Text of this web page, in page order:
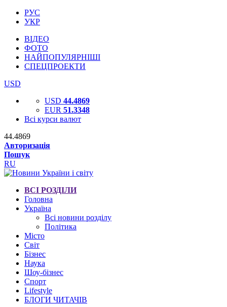
РУС
УКР
ВІДЕО
ФОТО
НАЙПОПУЛЯРНІШІ
СПЕЦПРОЕКТИ
USD
USD 44.4869
EUR 51.3348
Всі курси валют
44.4869
Авторизація
Пошук
RU
ВСІ РОЗДІЛИ
Головна
Україна
Всі новини розділу
Політика
Місто
Світ
Бізнес
Наука
Шоу-бізнес
Спорт
Lifestyle
БЛОГИ ЧИТАЧІВ